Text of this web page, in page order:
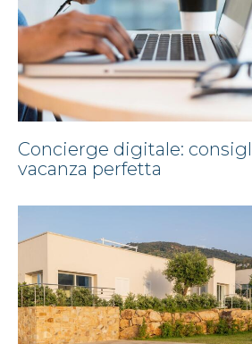
Concierge digitale:
vacanza perfetta